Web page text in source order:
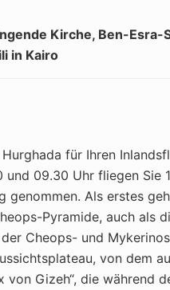
Kirche, Ben-Esra-
in Kairo
für Ihren
09.30 Uhr fliegen Sie
Als erstes
Pyramide, auch als
Cheops- und
von dem
Gizeh“, die während